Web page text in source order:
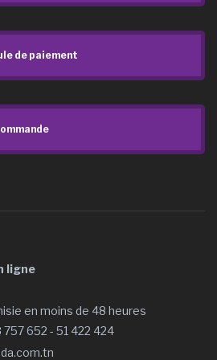
de paiement
ligne
en moins de 48 heures
757 652 - 51 422 424